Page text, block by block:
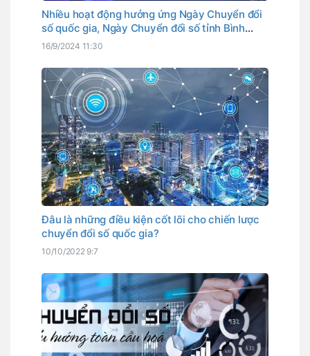
Nhiều hoạt động hưởng ứng Ngày Chuyển đổi
số quốc gia, Ngày Chuyển đổi số tỉnh Bình
Thuận
16/9/2024 11:30
Đâu là những điều kiện cốt lõi cho chiến lược
chuyển đổi số quốc gia?
10/10/2022 9:7